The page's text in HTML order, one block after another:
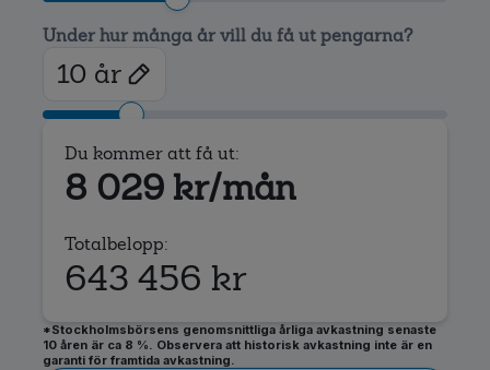
Under hur många år vill du få ut pengarna?
år
Du kommer att få ut:
8 029 kr/mån
Totalbelopp:
643 456 kr
*Stockholmsbörsens genomsnittliga årliga avkastning senaste
10 åren är ca 8 %. Observera att historisk avkastning inte är en
garanti för framtida avkastning.